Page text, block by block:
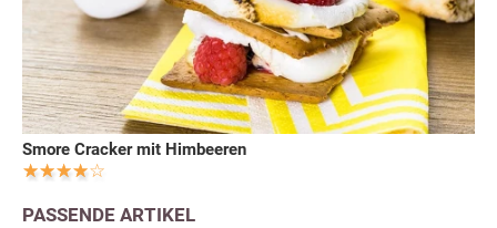
Smore Cracker mit Himbeeren
PASSENDE ARTIKEL